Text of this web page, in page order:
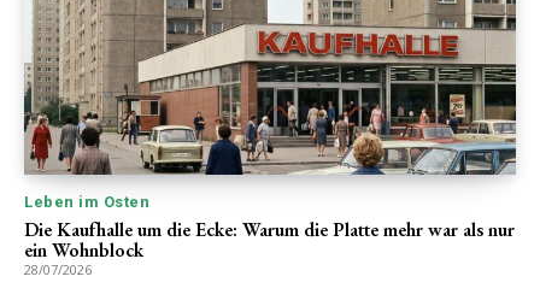
Leben im Osten
Die Kaufhalle um die Ecke: Warum die Platte mehr war als nur
ein Wohnblock
28/07/2026